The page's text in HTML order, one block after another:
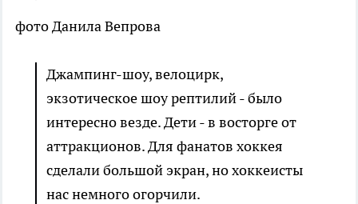
фото Данила Вепрова
Джампинг-шоу, велоцирк,
экзотическое шоу рептилий - было
интересно везде. Дети - в восторге от
аттракционов. Для фанатов хоккея
сделали большой экран, но хоккеисты
нас немного огорчили.